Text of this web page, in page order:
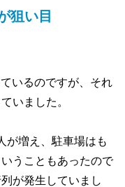
狙い目
いるのですが、それ
いました。
が増え、駐車場はも
うこともあったので
が発生していまし